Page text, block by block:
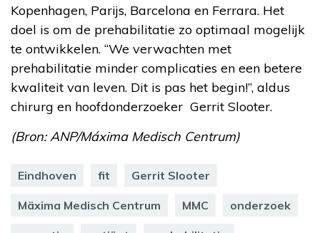
Kopenhagen, Parijs, Barcelona en Ferrara. Het
doel is om de prehabilitatie zo optimaal mogelijk
te ontwikkelen. “We verwachten met
prehabilitatie minder complicaties en een betere
kwaliteit van leven. Dit is pas het begin!”, aldus
chirurg en hoofdonderzoeker Gerrit Slooter.
(Bron: ANP/Máxima Medisch Centrum)
Eindhoven fit Gerrit Slooter
Mäxima Medisch Centrum MMC onderzoek